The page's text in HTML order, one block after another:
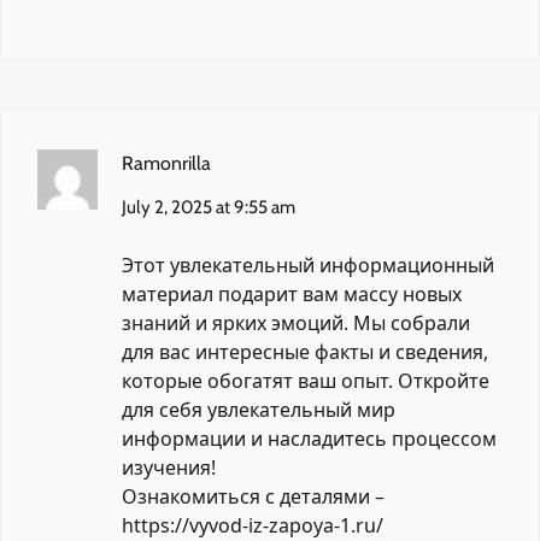
Ramonrilla
July 2, 2025 at 9:55 am
Этот увлекательный информационный
материал подарит вам массу новых
знаний и ярких эмоций. Мы собрали
для вас интересные факты и сведения,
которые обогатят ваш опыт. Откройте
для себя увлекательный мир
информации и насладитесь процессом
изучения!
Ознакомиться с деталями –
https://vyvod-iz-zapoya-1.ru/